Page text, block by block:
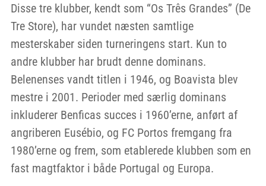
Disse tre klubber, kendt som “Os Três Grandes” (De
Tre Store), har vundet næsten samtlige
mesterskaber siden turneringens start. Kun to
andre klubber har brudt denne dominans.
Belenenses vandt titlen i 1946, og Boavista blev
mestre i 2001. Perioder med særlig dominans
inkluderer Benficas succes i 1960’erne, anført af
angriberen Eusébio, og FC Portos fremgang fra
1980’erne og frem, som etablerede klubben som en
fast magtfaktor i både Portugal og Europa.